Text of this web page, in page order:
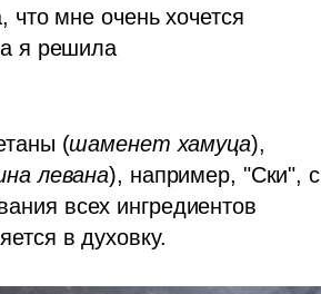
что мне очень хочется
я решила
(шаменет хамуца),
левана), например, "Ски", с
всех ингредиентов
в духовку.